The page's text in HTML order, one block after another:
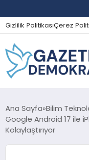
Gizlilik PolitikasıÇerez
GÜNDEM
EKONOMI
Ana Sayfa Bilim
Google Android 17 ile
Kolaylaştırıyor